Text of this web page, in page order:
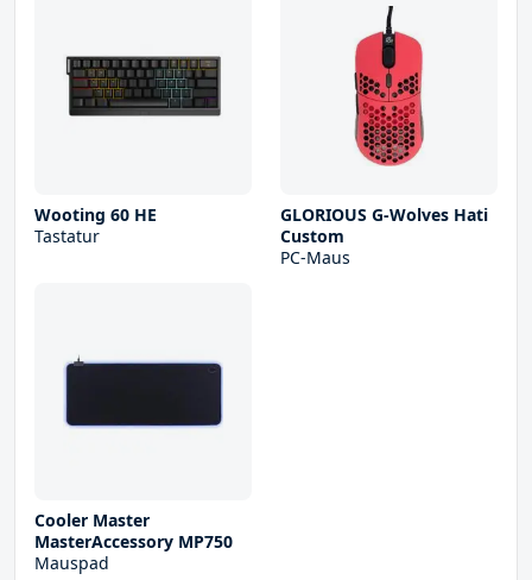
Wooting 60 HE
Tastatur
GLORIOUS G-Wolves Hati
Custom
PC-Maus
Cooler Master
MasterAccessory MP750
Mauspad